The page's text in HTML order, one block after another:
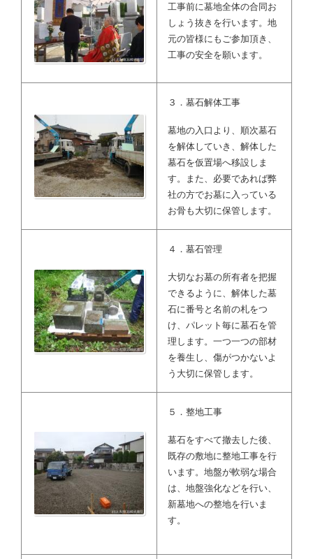
工事前に墓地全体の合同お
しょう抜きを行います。地
元の皆様にもご参加頂き、
工事の安全を願います。
３．墓石解体工事
墓地の入口より、順次墓石
を解体していき、解体した
墓石を仮置場へ移設しま
す。また、必要であれば弊
社の方でお墓に入っている
お骨も大切に保管します。
４．墓石管理
大切なお墓の所有者を把握
できるように、解体した墓
石に番号と名前の札をつ
け、パレット毎に墓石を管
理します。一つ一つの部材
を養生し、傷がつかないよ
う大切に保管します。
５．整地工事
墓石をすべて撤去した後、
既存の敷地に整地工事を行
います。地盤が軟弱な場合
は、地盤強化などを行い、
新墓地への整地を行いま
す。